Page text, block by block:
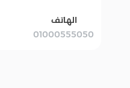
الهاتف
01000555050